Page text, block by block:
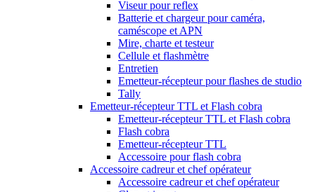
Viseur pour reflex
Batterie et chargeur pour caméra,
caméscope et APN
Mire, charte et testeur
Cellule et flashmètre
Entretien
Emetteur-récepteur pour flashes de studio
Tally
Emetteur-récepteur TTL et Flash cobra
Emetteur-récepteur TTL et Flash cobra
Flash cobra
Emetteur-récepteur TTL
Accessoire pour flash cobra
Accessoire cadreur et chef opérateur
Accessoire cadreur et chef opérateur